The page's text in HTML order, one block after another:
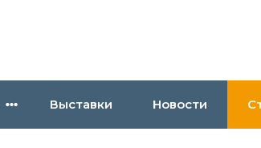
Выставки Новости